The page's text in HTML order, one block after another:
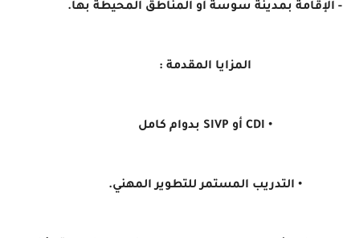
- الإقامة بمدينة سوسة أو المناطق المحيطة بها.
المزايا المقدمة :
• CDI أو SIVP بدوام كامل
• التدريب المستمر للتطوير المهني.